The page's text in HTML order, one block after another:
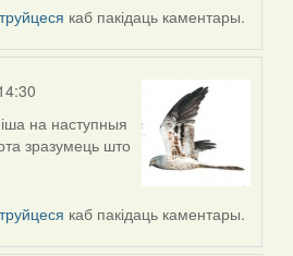
каб пакідаць каментары.
на наступныя
зразумець што
каб пакідаць каментары.